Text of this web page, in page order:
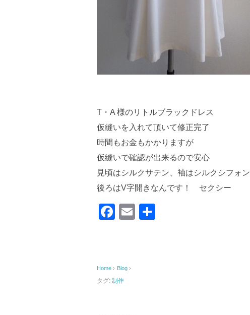
T・A 様のリトルブラックドレス
仮縫いを入れて頂いて修正完了
時間もお金もかかりますが
仮縫いで確認が出来るので安心
見頃はシルクサテン、袖はシルクシフォン
後ろはV字開きなんです！ セクシー
F
b
E
Home › Blog ›
タグ: 制作